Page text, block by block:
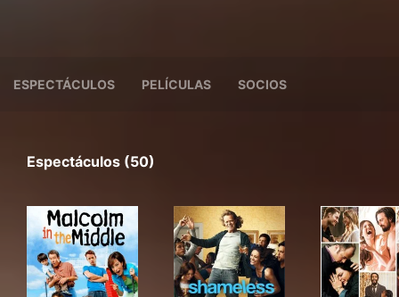
ESPECTÁCULOS PELÍCULAS SOCIOS
Espectáculos (50)